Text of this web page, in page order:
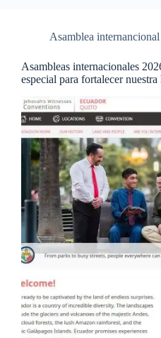
Asamblea
Asambleas internacionales
especial para fortalecer nuestra